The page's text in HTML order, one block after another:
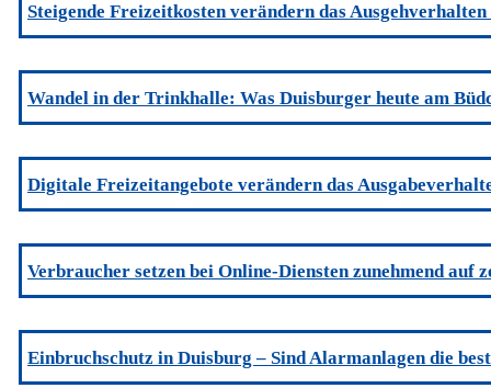
Steigende Freizeitkosten verändern das
Wandel in der Trinkhalle: Was Duisburger heute am
Digitale Freizeitangebote verändern das
Verbraucher setzen bei Online-Diensten zunehmend auf
Einbruchschutz in Duisburg – Sind Alarmanlagen die